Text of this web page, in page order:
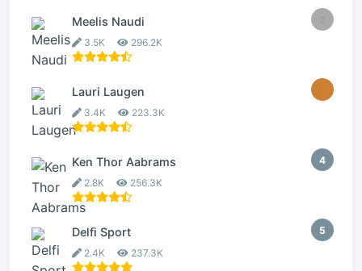
Meelis Naudi
3.5K 296.2K
Lauri Laugen
3.4K 223.3K
4
Ken Thor Aabrams
2.8K 256.3K
5
Delfi Sport
2.4K 237.3K